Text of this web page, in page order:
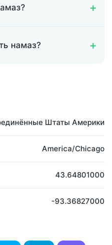
намаз?
Штаты Америки
America/Chicago
43.64801000
-93.36827000